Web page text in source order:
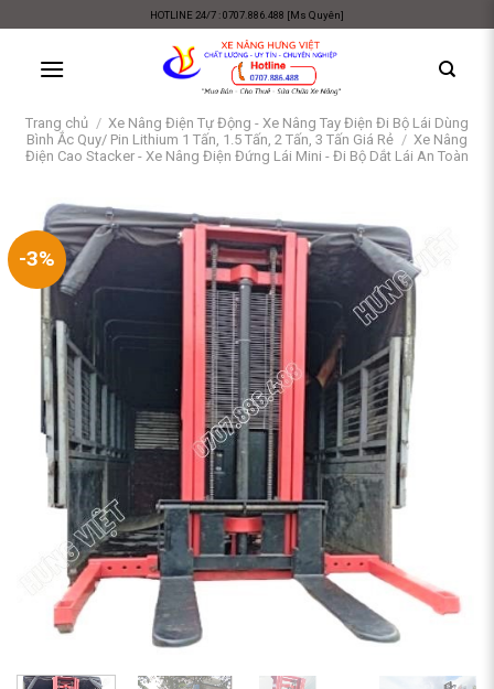
content
HOTLINE 24/7 : 0707.886.488 [Ms Quyên]
Trang chủ / Xe Nâng Điện Tự Động - Xe Nâng Tay Điện Đi Bộ Lái Dùng
Bình Ắc Quy/ Pin Lithium 1 Tấn, 1.5 Tấn, 2 Tấn, 3 Tấn Giá Rẻ / Xe Nâng
Điện Cao Stacker - Xe Nâng Điện Đứng Lái Mini - Đi Bộ Dắt Lái An Toàn
-3%